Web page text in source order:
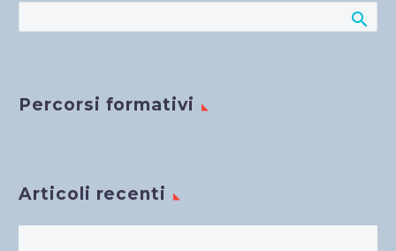
Percorsi formativi
Articoli recenti